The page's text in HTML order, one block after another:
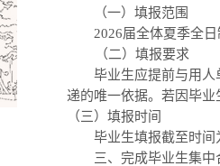
（一）填报范围
2026届全体夏季全
（二） 填报要求
毕业生应提前与用
递的唯一依据。若因毕
（三）填报时间
毕业生填报截至时间
三、完成毕业生集中